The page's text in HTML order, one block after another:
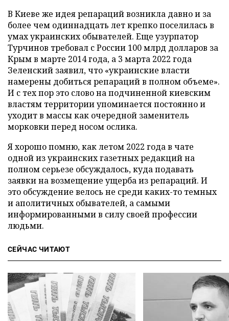
В Киеве же идея репараций возникла давно и за
более чем одиннадцать лет крепко поселилась в
умах украинских обывателей. Еще узурпатор
Турчинов требовал с России 100 млрд долларов за
Крым в марте 2014 года, а 3 марта 2022 года
Зеленский заявил, что «украинские власти
намерены добиться репараций в полном объеме».
И с тех пор это слово на подчиненной киевским
властям территории упоминается постоянно и
уходит в массы как очередной заменитель
морковки перед носом ослика.
Я хорошо помню, как летом 2022 года в чате
одной из украинских газетных редакций на
полном серьезе обсуждалось, куда подавать
заявки на возмещение ущерба из репараций. И
это обсуждение велось не среди каких-то темных
и аполитичных обывателей, а самыми
информированными в силу своей профессии
людьми.
СЕЙЧАС ЧИТАЮТ